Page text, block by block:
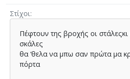
Στίχοι
Πέφτουν της βροχής οι
σκάλες
θα ‘θελα να µπω σαν πρώτα µα
πόρτα